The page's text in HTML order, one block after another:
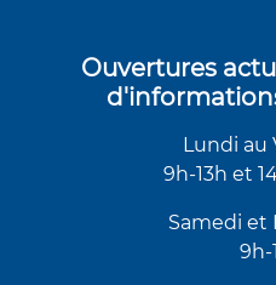
Ouvertures
Lundi au
9h-13h et
Samedi et
9h-